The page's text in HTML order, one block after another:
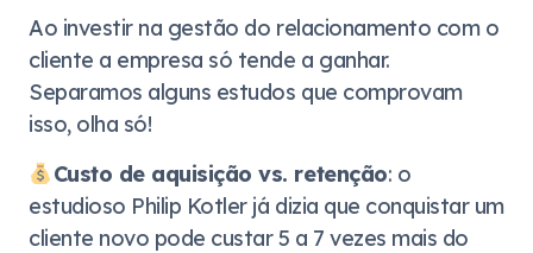
Ao investir na gestão do relacionamento com o
cliente a empresa só tende a ganhar.
Separamos alguns estudos que comprovam
isso, olha só!
Custo de aquisição vs. retenção: o
estudioso Philip Kotler já dizia que conquistar um
cliente novo pode custar 5 a 7 vezes mais do